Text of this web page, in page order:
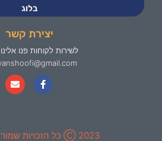
בלוג
יצירת קשר
לשירות לקוחות פנו אלינו
2023 Ⓒ כל הזכויות שמורות ל-ינשופי